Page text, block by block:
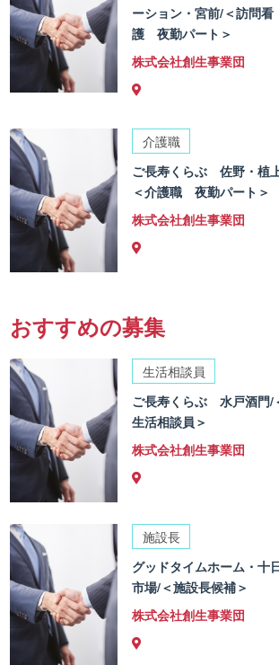
ーション・宮前/＜訪問看
護 夜勤パート＞
株式会社創生事業団
介護職
ご長寿くらぶ 佐野・植
＜介護職 夜勤パート＞
株式会社創生事業団
おすすめの募集
生活相談員
ご長寿くらぶ 水戸酒門/
生活相談員＞
株式会社創生事業団
施設長
グッドタイムホーム・十
市場/＜施設長候補＞
株式会社創生事業団